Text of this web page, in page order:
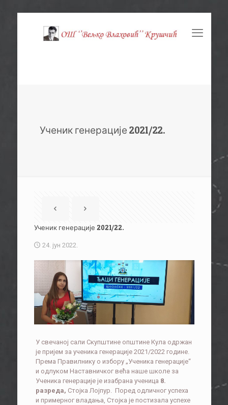
Ученик генерације 2021/22.
Ученик генерације 2021/22.
24. јун 2022.
У свечаној сали Скупштине општине Кула одржан
је пријем за ученика генерације 2021/2022 године.
Према Правилнику о избору „Ученика генерације“
и одлуком Наставничког већа наше школе за
Ученика генерације је изабрана ученица 8.
разреда, Стојка Лојпур. Поред одличног успеха
и примерног владања, Стојка је постизала успехе